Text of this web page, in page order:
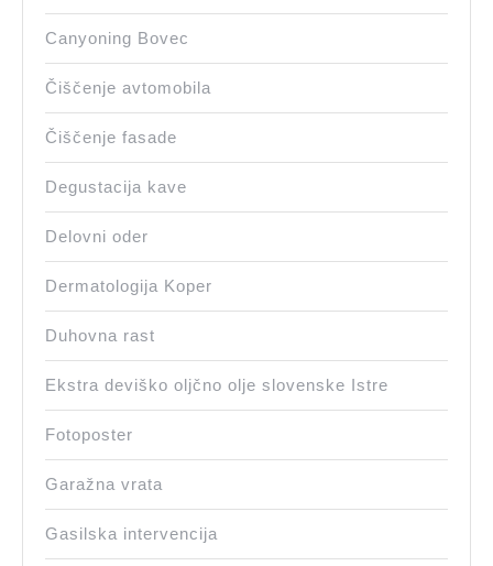
Canyoning Bovec
Čiščenje avtomobila
Čiščenje fasade
Degustacija kave
Delovni oder
Dermatologija Koper
Duhovna rast
Ekstra deviško oljčno olje slovenske Istre
Fotoposter
Garažna vrata
Gasilska intervencija